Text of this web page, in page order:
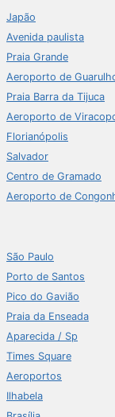
Japão
Avenida paulista
Praia Grande
Aeroporto de
Praia Barra da Tijuca
Aeroporto de
Florianópolis
Salvador
Centro de Gramado
Aeroporto de
São Paulo
Porto de Santos
Pico do Gavião
Praia da Enseada
Aparecida / Sp
Times Square
Aeroportos
Ilhabela